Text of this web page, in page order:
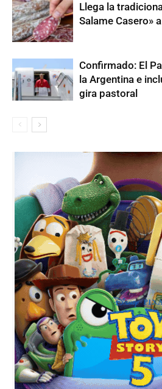
Llega la
Salame Casero»
Confirmado: El
la Argentina e
gira pastoral